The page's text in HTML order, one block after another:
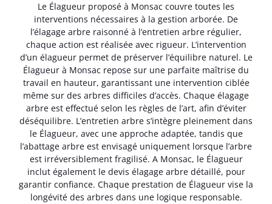
Le Élagueur proposé à Monsac couvre toutes les
interventions nécessaires à la gestion arborée. De
l’élagage arbre raisonné à l’entretien arbre régulier,
chaque action est réalisée avec rigueur. L’intervention
d’un élagueur permet de préserver l’équilibre naturel. Le
Élagueur à Monsac repose sur une parfaite maîtrise du
travail en hauteur, garantissant une intervention ciblée
même sur des arbres difficiles d’accès. Chaque élagage
arbre est effectué selon les règles de l’art, afin d’éviter
déséquilibre. L’entretien arbre s’intègre pleinement dans
le Élagueur, avec une approche adaptée, tandis que
l’abattage arbre est envisagé uniquement lorsque l’arbre
est irréversible­ment fragilisé. A Monsac, le Élagueur
inclut également le devis élagage arbre détaillé, pour
garantir confiance. Chaque prestation de Élagueur vise la
longévité des arbres dans une logique responsable.